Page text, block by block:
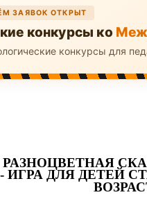
ЗАЯВОК ОТКРЫТ
конкурсы ко
конкурсы для